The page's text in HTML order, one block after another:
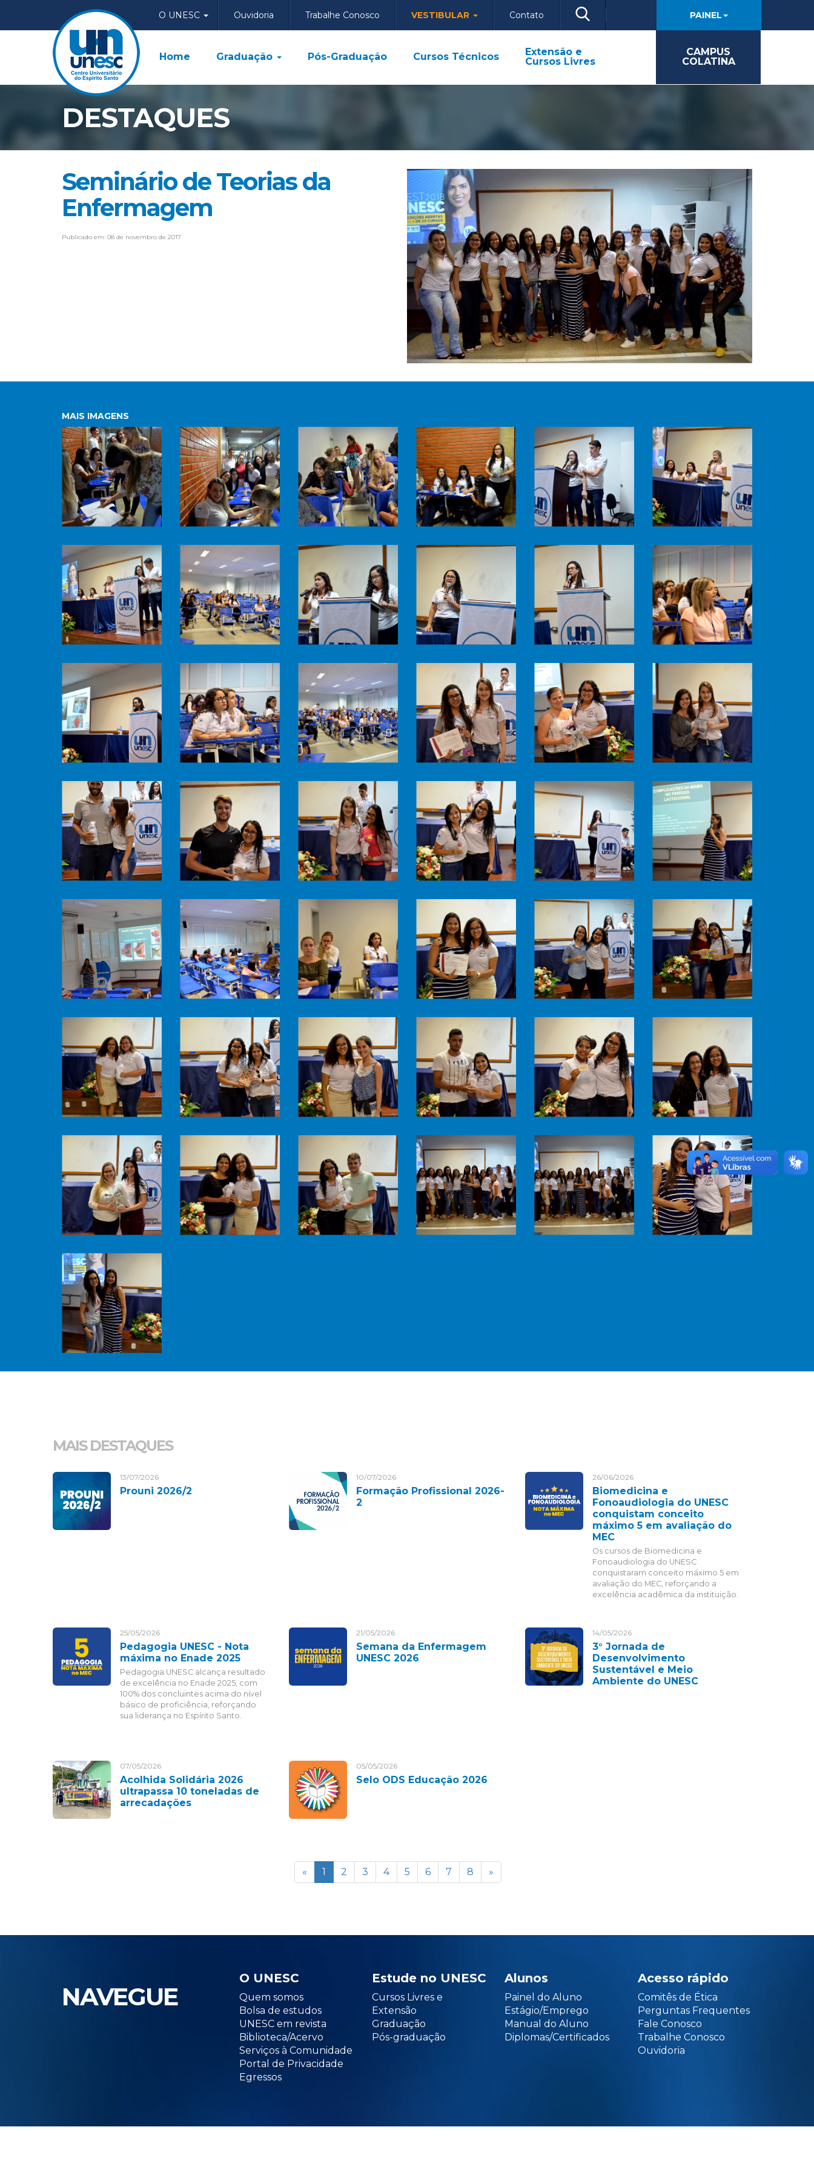
O UNESC Ouvidoria Trabalhe Conosco VESTIBULAR Contato PAINEL
Home Graduação Pós-Graduação Cursos Técnicos
Extensão e
Cursos Livres
CAMPUS
COLATINA
DESTAQUES
Seminário de Teorias da
Enfermagem
Publicado em: 08 de novembro de 2017
MAIS IMAGENS
MAIS DESTAQUES
13/07/2026
Prouni 2026/2
10/07/2026
Formação Profissional 2026-
2
26/06/2026
Biomedicina e
Fonoaudiologia do UNESC
conquistam conceito
máximo 5 em avaliação do
MEC
Os cursos de Biomedicina e
Fonoaudiologia do UNESC
conquistaram conceito máximo 5 em
avaliação do MEC, reforçando a
excelência acadêmica da instituição.
25/05/2026
Pedagogia UNESC - Nota
máxima no Enade 2025
Pedagogia UNESC alcança resultado
de excelência no Enade 2025, com
100% dos concluintes acima do nível
básico de proficiência, reforçando
sua liderança no Espírito Santo.
21/05/2026
Semana da Enfermagem
UNESC 2026
14/05/2026
3° Jornada de
Desenvolvimento
Sustentável e Meio
Ambiente do UNESC
07/05/2026
Acolhida Solidária 2026
ultrapassa 10 toneladas de
arrecadações
05/05/2026
Selo ODS Educação 2026
« 1 2 3 4 5 6 7 8 »
NAVEGUE
O UNESC
Quem somos
Bolsa de estudos
UNESC em revista
Biblioteca/Acervo
Serviços à Comunidade
Portal de Privacidade
Egressos
Estude no UNESC
Cursos Livres e
Extensão
Graduação
Pós-graduação
Alunos
Painel do Aluno
Estágio/Emprego
Manual do Aluno
Diplomas/Certificados
Acesso rápido
Comitês de Ética
Perguntas Frequentes
Fale Conosco
Trabalhe Conosco
Ouvidoria